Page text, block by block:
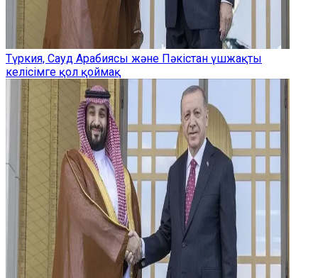
Түркия, Сауд Арабиясы және Пәкістан үшжақты
келісімге қол қоймақ